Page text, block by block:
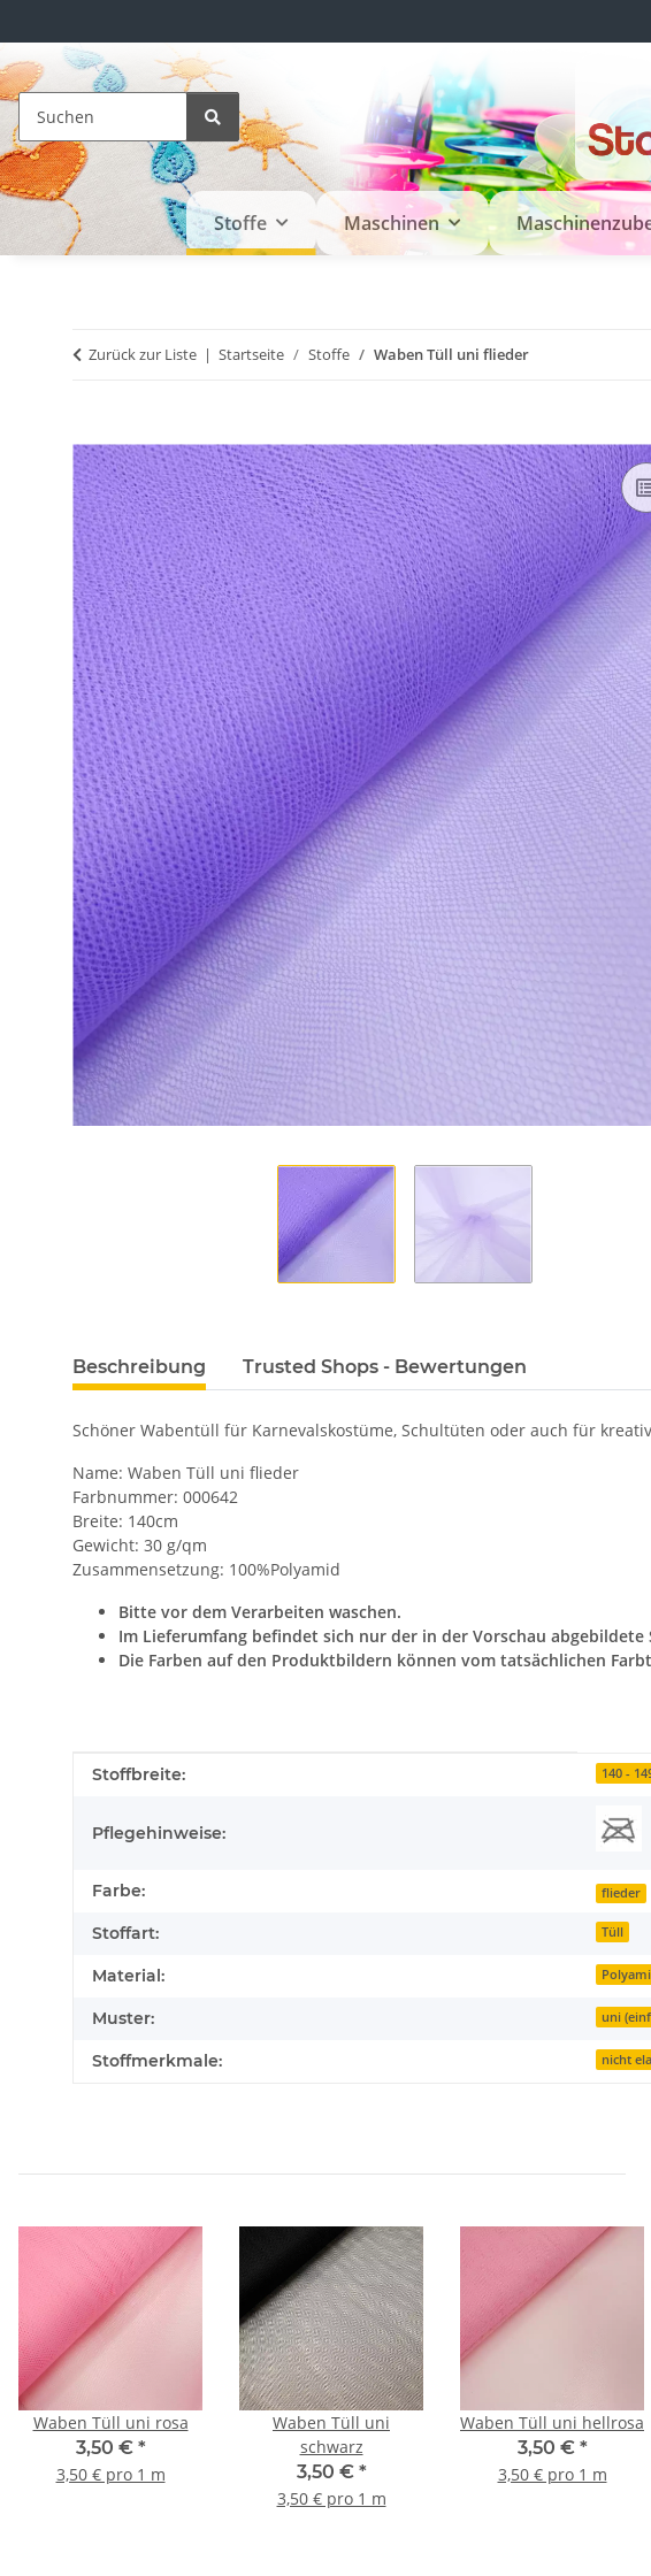
Stoffe Maschinen
Zurück zur Liste Startseite Stoffe Waben Tüll uni flieder
Beschreibung Trusted Shops - Bewertungen
Schöner Wabentüll für Karnevalskostüme, Schultüten oder auch für
Name: Waben Tüll uni flieder
Farbnummer: 000642
Breite: 140cm
Gewicht: 30 g/qm
Zusammensetzung: 100%Polyamid
Bitte vor dem Verarbeiten waschen.
Im Lieferumfang befindet sich nur der in der Vorschau abgebildete
Die Farben auf den Produktbildern können vom tatsächlichen
Produkteigenschaft
Wert
Stoffbreite: 140 -
Pflegehinweise:
Farbe: flieder
Stoffart: Tüll
Material:
Muster: uni
Stoffmerkmale: nicht
Waben Tüll uni rosa
3,50 € *
3,50 € pro 1 m
Waben Tüll uni
schwarz
3,50 € *
3,50 € pro 1 m
Waben Tüll uni hellrosa
3,50 € *
3,50 € pro 1 m